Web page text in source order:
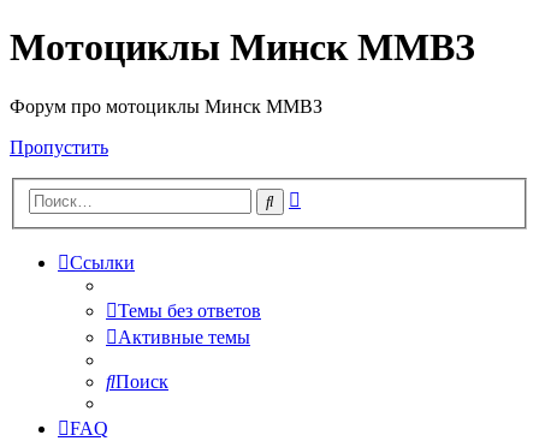
Мотоциклы Минск ММВЗ
Форум про мотоциклы Минск ММВЗ
Пропустить
Поиск
Ссылки
Темы без ответов
Активные темы
Поиск
FAQ